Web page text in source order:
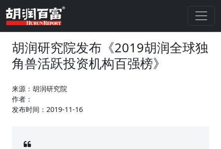
胡润研究院发布《2019胡润全球独
角兽活跃投资机构百强榜》
来源：胡润研究院
作者：
发布时间：2019-11-16